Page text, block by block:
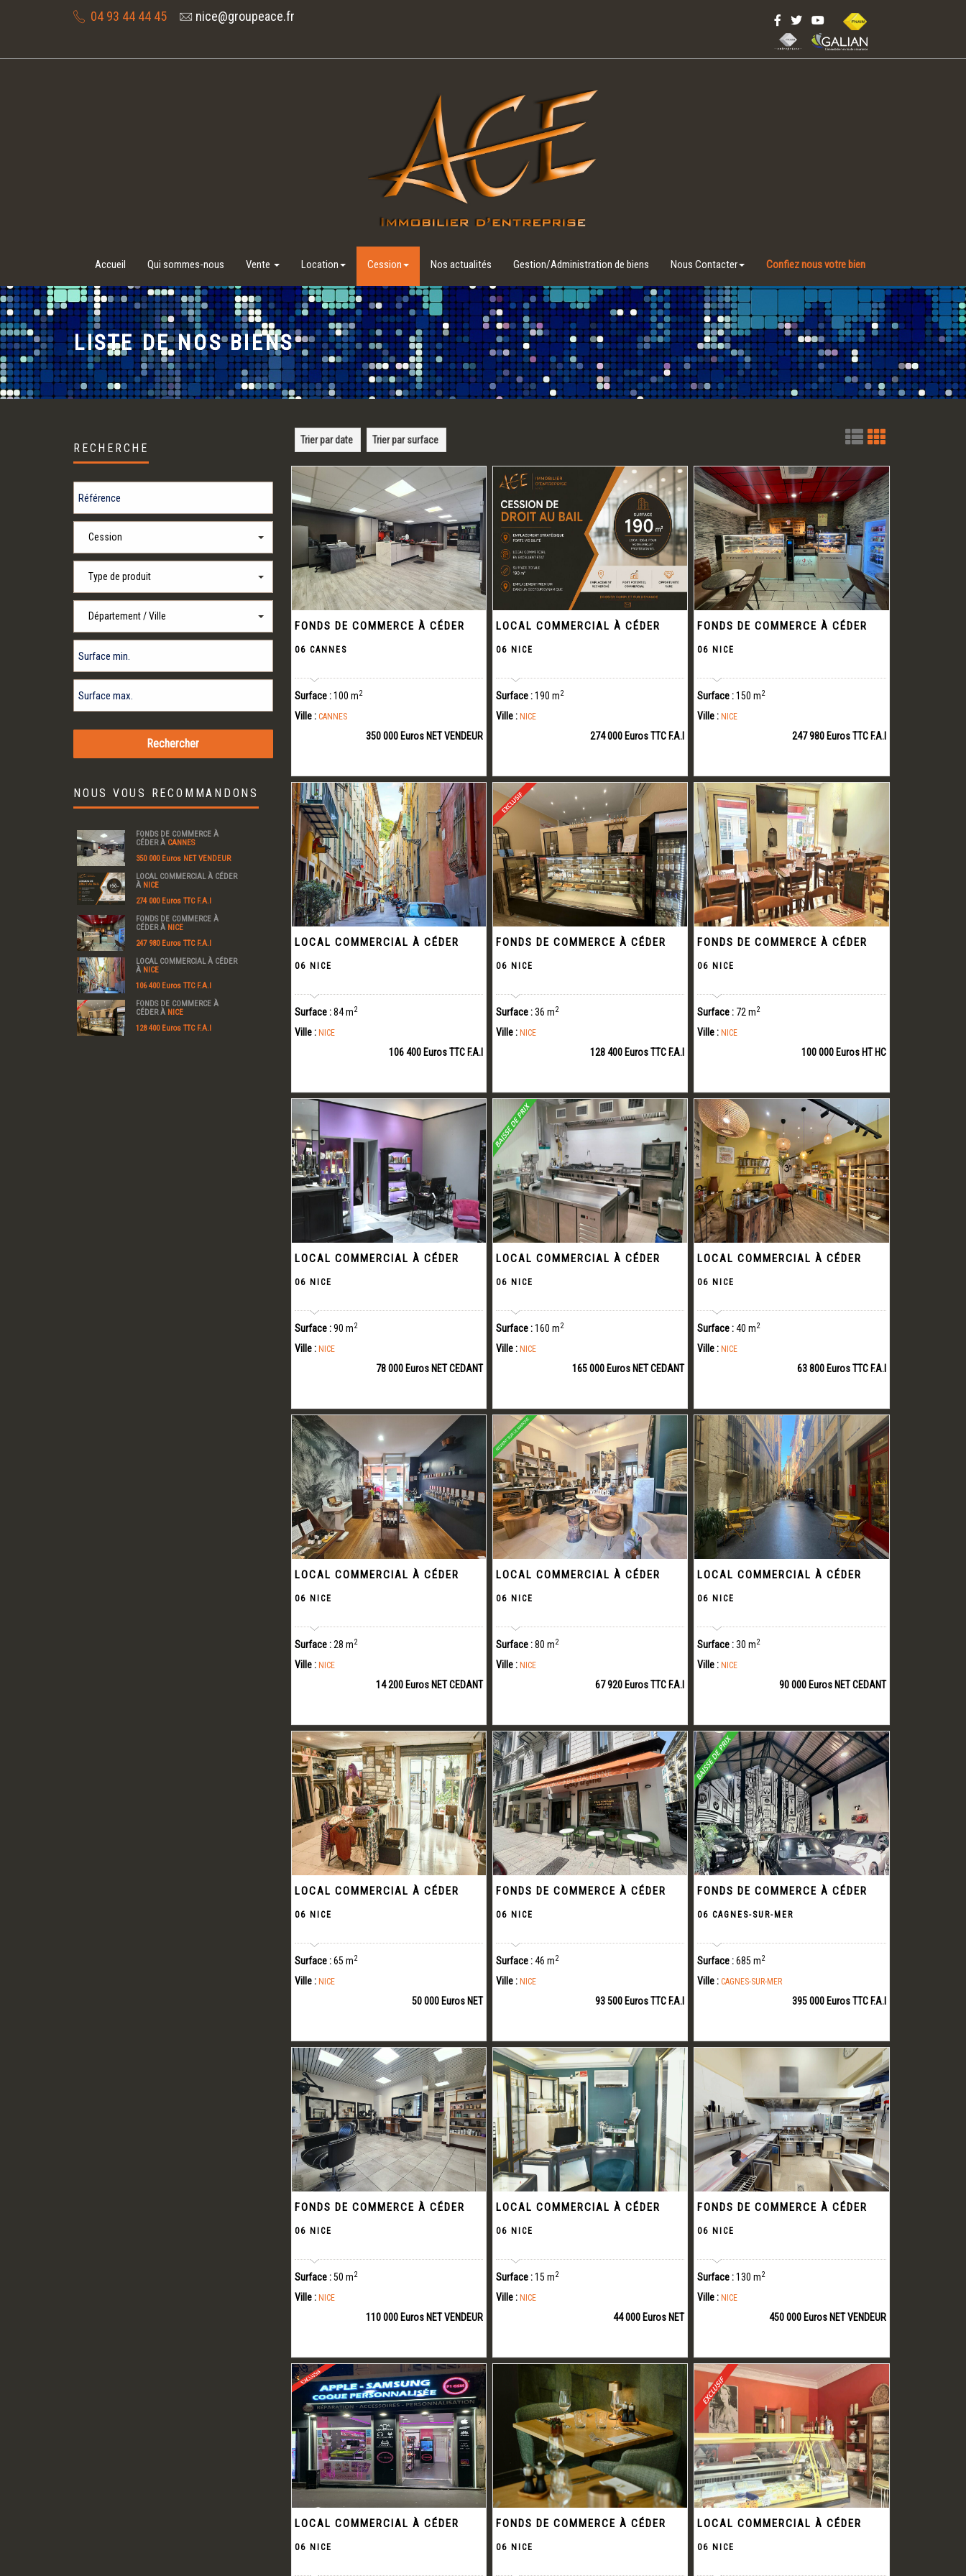
04 93 44 44 45 nice@groupeace.fr
Accueil Qui sommes-nous Vente Location Cession Nos actualités Gestion/Administration de biens Nous Contacter Confiez nous votre bien
LISTE DE NOS BIENS
RECHERCHE
Cession
Type de produit
Département / Ville
NOUS VOUS RECOMMANDONS
FONDS DE COMMERCE À
CÉDER À CANNES
350 000 Euros NET VENDEUR
LOCAL COMMERCIAL À CÉDER
À NICE
274 000 Euros TTC F.A.I
FONDS DE COMMERCE À
CÉDER À NICE
247 980 Euros TTC F.A.I
LOCAL COMMERCIAL À CÉDER
À NICE
106 400 Euros TTC F.A.I
FONDS DE COMMERCE À
CÉDER À NICE
128 400 Euros TTC F.A.I
Trier par date Trier par surface
FONDS DE COMMERCE À CÉDER
06 CANNES
Surface :100 m2
Ville : CANNES
350 000 Euros NET VENDEUR
LOCAL COMMERCIAL À CÉDER
06 NICE
Surface :190 m2
Ville : NICE
274 000 Euros TTC F.A.I
FONDS DE COMMERCE À CÉDER
06 NICE
Surface :150 m2
Ville : NICE
247 980 Euros TTC F.A.I
LOCAL COMMERCIAL À CÉDER
06 NICE
Surface :84 m2
Ville : NICE
106 400 Euros TTC F.A.I
FONDS DE COMMERCE À CÉDER
06 NICE
Surface :36 m2
Ville : NICE
128 400 Euros TTC F.A.I
FONDS DE COMMERCE À CÉDER
06 NICE
Surface : 72 m2
Ville : NICE
100 000 Euros HT HC
LOCAL COMMERCIAL À CÉDER
06 NICE
Surface :90 m2
Ville : NICE
78 000 Euros NET CEDANT
LOCAL COMMERCIAL À CÉDER
06 NICE
Surface :160 m2
Ville : NICE
165 000 Euros NET CEDANT
LOCAL COMMERCIAL À CÉDER
06 NICE
Surface :40 m2
Ville : NICE
63 800 Euros TTC F.A.I
LOCAL COMMERCIAL À CÉDER
06 NICE
Surface :28 m2
Ville : NICE
14 200 Euros NET CEDANT
LOCAL COMMERCIAL À CÉDER
06 NICE
Surface :80 m2
Ville : NICE
67 920 Euros TTC F.A.I
LOCAL COMMERCIAL À CÉDER
06 NICE
Surface :30 m2
Ville : NICE
90 000 Euros NET CEDANT
LOCAL COMMERCIAL À CÉDER
06 NICE
Surface :65 m2
Ville : NICE
50 000 Euros NET
FONDS DE COMMERCE À CÉDER
06 NICE
Surface :46 m2
Ville : NICE
93 500 Euros TTC F.A.I
FONDS DE COMMERCE À CÉDER
06 CAGNES-SUR-MER
Surface :685 m2
Ville : CAGNES-SUR-MER
395 000 Euros TTC F.A.I
FONDS DE COMMERCE À CÉDER
06 NICE
Surface :50 m2
Ville : NICE
110 000 Euros NET VENDEUR
LOCAL COMMERCIAL À CÉDER
06 NICE
Surface :15 m2
Ville : NICE
44 000 Euros NET
FONDS DE COMMERCE À CÉDER
06 NICE
Surface :130 m2
Ville : NICE
450 000 Euros NET VENDEUR
LOCAL COMMERCIAL À CÉDER
06 NICE
FONDS DE COMMERCE À CÉDER
06 NICE
LOCAL COMMERCIAL À CÉDER
06 NICE